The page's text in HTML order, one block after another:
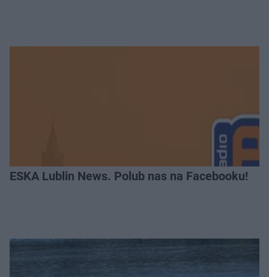
ESKA Lublin News. Polub nas na Facebooku!